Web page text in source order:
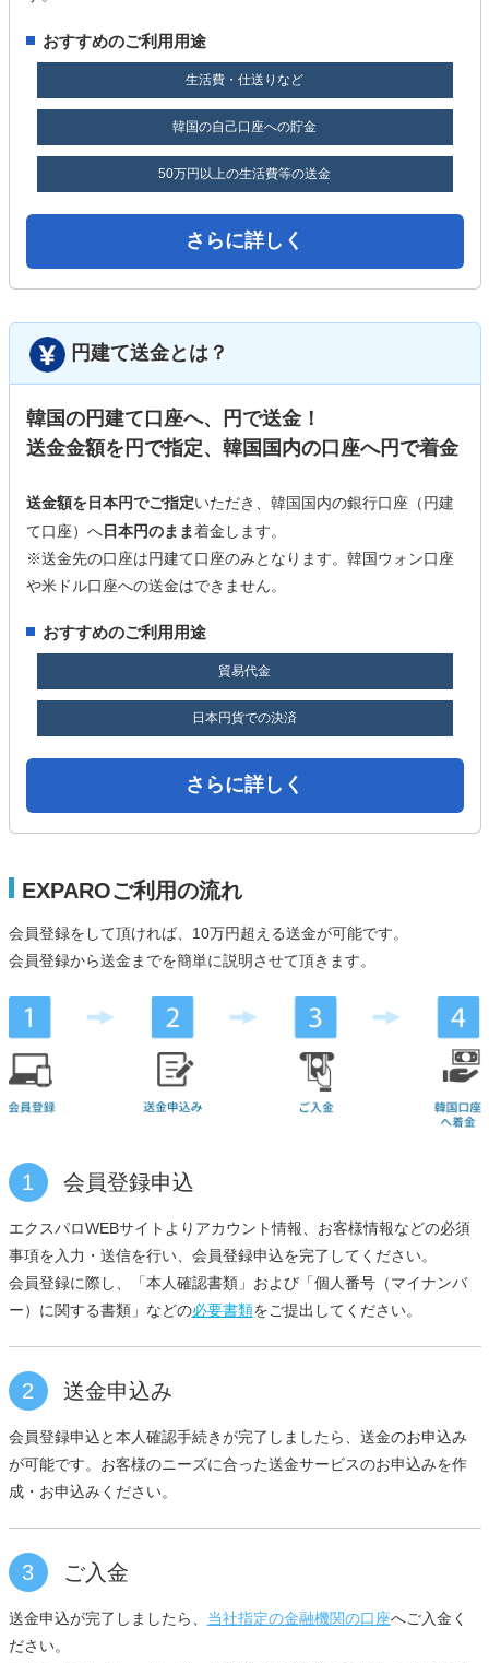
おすすめのご利用用途
生活費・仕送りなど
韓国の自己口座への貯金
50万円以上の生活費等の送金
さらに詳しく
円建て送金とは？
韓国の円建て口座へ、円で送金！
送金金額を円で指定、韓国国内の口座へ円で着金
送金額を日本円でご指定いただき、韓国国内の銀行口座（円建
て口座）へ日本円のまま着金します。
※送金先の口座は円建て口座のみとなります。韓国ウォン口座
や米ドル口座への送金はできません。
おすすめのご利用用途
貿易代金
日本円貨での決済
さらに詳しく
EXPAROご利用の流れ
会員登録をして頂ければ、10万円超える送金が可能です。
会員登録から送金までを簡単に説明させて頂きます。
1 会員登録申込
エクスパロWEBサイトよりアカウント情報、お客様情報などの必須
事項を入力・送信を行い、会員登録申込を完了してください。
会員登録に際し、「本人確認書類」および「個人番号（マイナンバ
ー）に関する書類」などの必要書類をご提出してください。
2 送金申込み
会員登録申込と本人確認手続きが完了しましたら、送金のお申込み
が可能です。お客様のニーズに合った送金サービスのお申込みを作
成・お申込みください。
3 ご入金
送金申込が完了しましたら、 当社指定の金融機関の口座へご入金く
ださい。